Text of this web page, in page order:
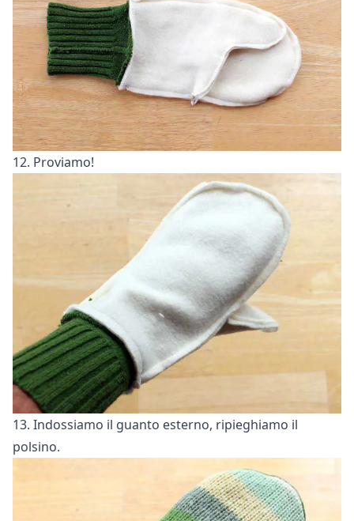
12. Proviamo!
13. Indossiamo il guanto esterno, ripieghiamo il
polsino.